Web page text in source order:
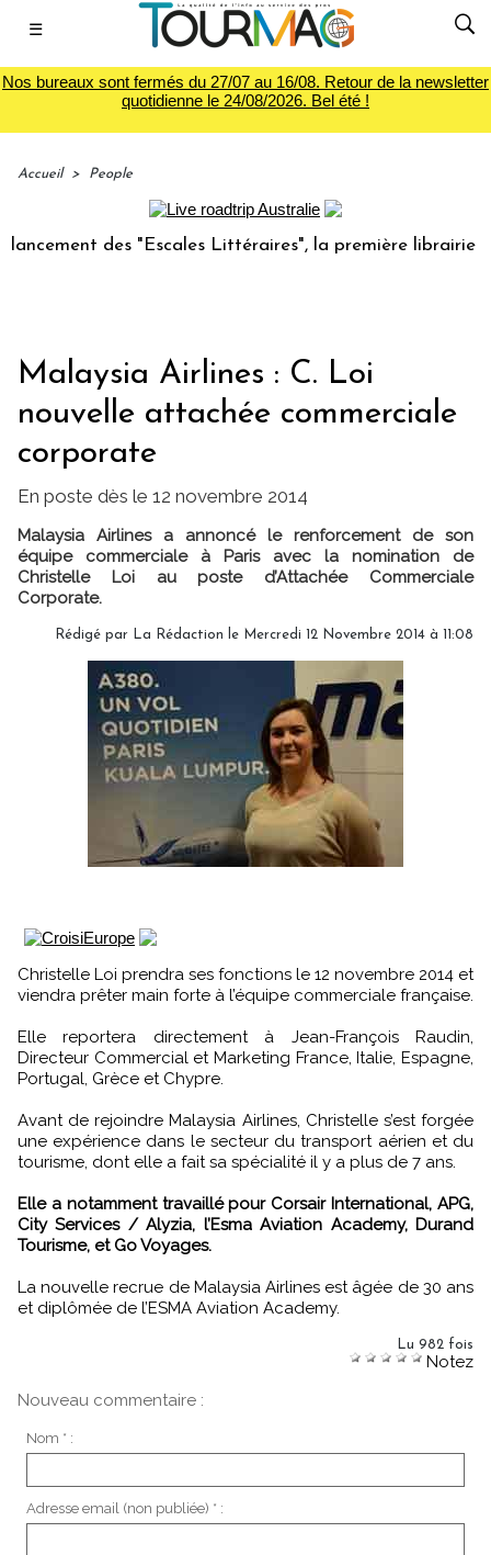
☰
Nos bureaux sont fermés du 27/07 au 16/08. Retour de la newsletter
quotidienne le 24/08/2026. Bel été !
Accueil > People
des "Escales Littéraires", la première librairie du
Malaysia Airlines : C. Loi
nouvelle attachée commerciale
corporate
En poste dès le 12 novembre 2014
Malaysia Airlines a annoncé le renforcement de son
équipe commerciale à Paris avec la nomination de
Christelle Loi au poste d’Attachée Commerciale
Corporate.
Rédigé par La Rédaction le Mercredi 12 Novembre 2014 à 11:08
Christelle Loi prendra ses fonctions le 12 novembre 2014 et
viendra prêter main forte à l’équipe commerciale française.
Elle reportera directement à Jean-François Raudin,
Directeur Commercial et Marketing France, Italie, Espagne,
Portugal, Grèce et Chypre.
Avant de rejoindre Malaysia Airlines, Christelle s’est forgée
une expérience dans le secteur du transport aérien et du
tourisme, dont elle a fait sa spécialité il y a plus de 7 ans.
Elle a notamment travaillé pour Corsair International, APG,
City Services / Alyzia, l’Esma Aviation Academy, Durand
Tourisme, et Go Voyages.
La nouvelle recrue de Malaysia Airlines est âgée de 30 ans
et diplômée de l’ESMA Aviation Academy.
Lu 982 fois
Notez
Nouveau commentaire :
Nom * :
Adresse email (non publiée) * :